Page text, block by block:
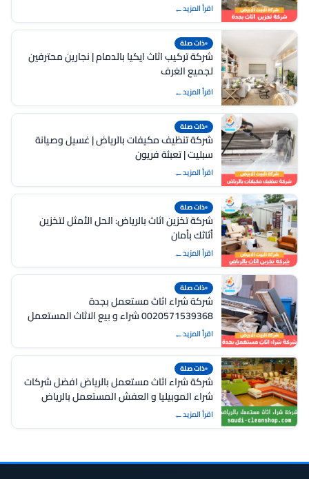
اقرأ المزيد
ذات صلة
شركة تركيب اثاث ايكيا بالدمام | نجارين محترفين
لجميع الغرف
اقرأ المزيد
ذات صلة
شركة تنظيف مكيفات بالرياض | غسيل وصيانة
سبليت | تعبئة فريون
اقرأ المزيد
ذات صلة
شركة تخزين اثاث بالرياض: الحل الأمثل لتخزين
أثاثك بأمان
اقرأ المزيد
ذات صلة
شركة شراء اثاث مستعمل بجدة
0020571539368 شراء و بيع الاثاث المستعمل
بجدة
اقرأ المزيد
ذات صلة
شركة شراء اثاث مستعمل بالرياض افضل شركات
شراء الموبيليا و العفش المستعمل بالرياض
اقرأ المزيد